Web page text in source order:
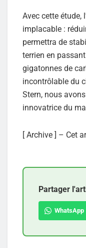
Avec cette étude,
implacable :
permettra de
terrien en
gigatonnes de
incontrôlable du
Stern, nous
innovatrice du
[ Archive ] – Cet
Partager
WhatsApp